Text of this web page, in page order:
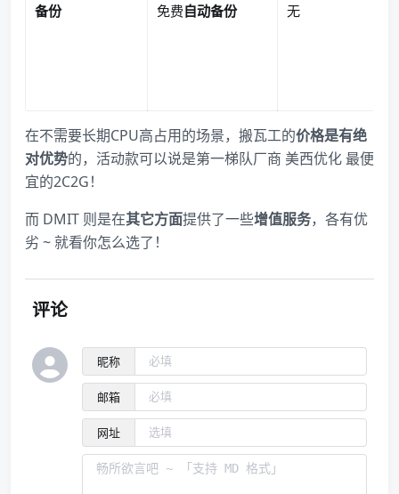
备份 免费自动备份 无
在不需要长期CPU高占用的场景，搬瓦工的价格是有绝
对优势的，活动款可以说是第一梯队厂商 美西优化 最便
宜的2C2G！
而 DMIT 则是在其它方面提供了一些增值服务，各有优
劣 ~ 就看你怎么选了！
评论
昵称
邮箱
网址